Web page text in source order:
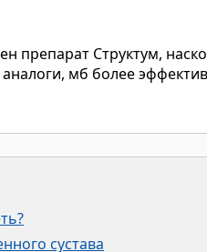
препарат Структум,
мб более
сустава